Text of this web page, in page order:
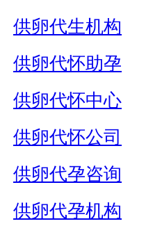
供卵代生机构
供卵代怀助孕
供卵代怀中心
供卵代怀公司
供卵代孕咨询
供卵代孕机构